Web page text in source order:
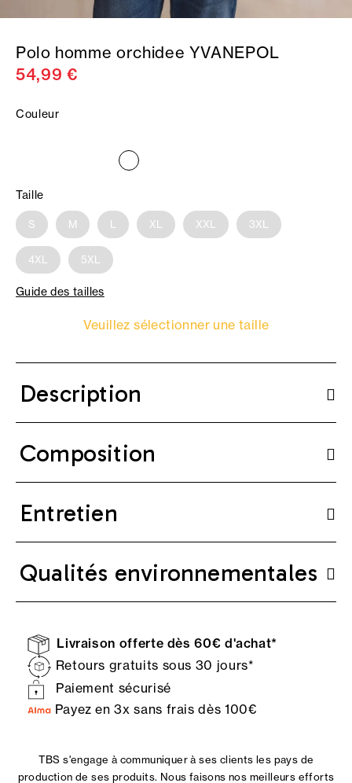
Polo homme orchidee YVANEPOL
54,99 €
Couleur
Taille
S M L XL XXL 3XL
4XL 5XL
Guide des tailles
Veuillez sélectionner une taille
Description
Composition
Entretien
Qualités environnementales
Livraison offerte dès 60€ d'achat*
Retours gratuits sous 30 jours*
Paiement sécurisé
Payez en 3x sans frais dès 100€
TBS s'engage à communiquer à ses clients les pays de
production de ses produits. Nous faisons nos meilleurs efforts